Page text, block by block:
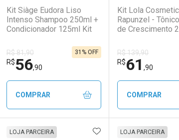
FECHAR
FECHAR
Kit Siàge Eudora Liso
Intenso Shampoo 250ml +
Condicionador 125ml Kit
R$ 81,90
R$56,90
31% OFF
COMPRAR
FECHAR
FECHAR
Kit Lola
Rapunzel -
de Crescimento
R$ 139,90
R$61,90
COMPRAR
AOS FAVORITOS
LOJA PARCEIRA ADICIONAR AOS
LOJA PARCEIRA